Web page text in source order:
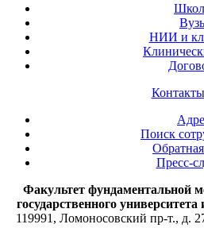
НИИ и
Контакты
Поиск
Пресс-
Факультет фундаментальной
государственного
119991, Ломоносовский пр-т., д.